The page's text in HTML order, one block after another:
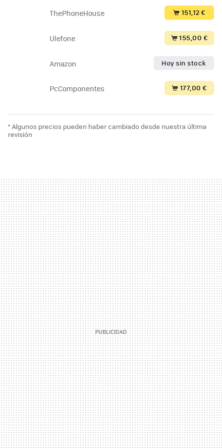
ThePhoneHouse 151,12 €
Ulefone 155,00 €
Amazon Hoy sin stock
PcComponentes 177,00 €
* Algunos precios pueden haber cambiado desde nuestra última
revisión